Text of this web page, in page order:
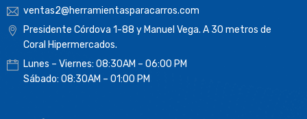
ventas2@herramientasparacarros.com
Presidente Córdova 1-88 y Manuel Vega. A 30 metros de
Coral Hipermercados.
Lunes – Viernes: 08:30AM – 06:00 PM
Sábado: 08:30AM – 01:00 PM